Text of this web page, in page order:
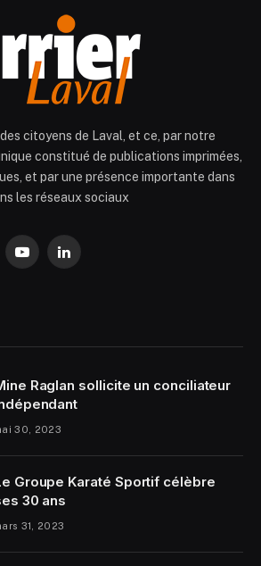
des citoyens de Laval, et ce, par notre
constitué de publications imprimées,
et par une présence importante dans
les réseaux sociaux
YouTubeLinkedIn
Raglan sollicite un conciliateur
30, 2023
Groupe Karaté Sportif célèbre
30 ans
31, 2023